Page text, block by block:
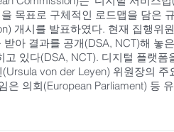
을 목표로 구체적인 로드맵을 담
개시를 발표하였다. 현재 집행위
아 결과를 공개(DSA, NCT)해 놓
있다(DSA, NCT). 디지털 플랫
von der Leyen) 위원장의
은 의회(European Parliament) 등